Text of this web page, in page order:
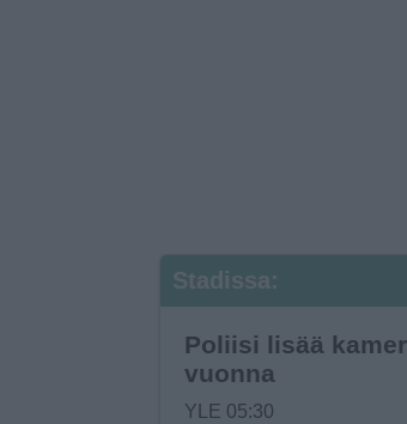
Stadissa:
Poliisi lisää
vuonna
YLE 05:30